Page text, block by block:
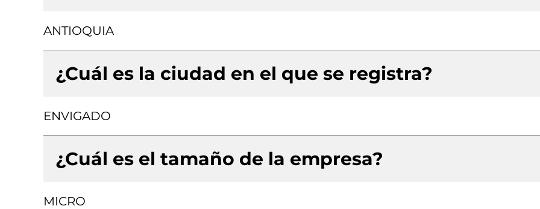
ANTIOQUIA
¿Cuál es la ciudad en el que se registra?
ENVIGADO
¿Cuál es el tamaño de la empresa?
MICRO